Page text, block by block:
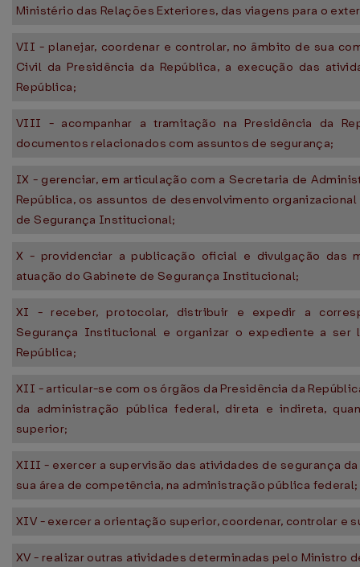
Ministério das Relações Exteriores, das viagens para o
VII - planejar, coordenar e controlar, no âmbito de sua
Civil da Presidência da República, a execução das
República;
VIII - acompanhar a tramitação na Presidência da
documentos relacionados com assuntos de segurança;
IX - gerenciar, em articulação com a Secretaria de
República, os assuntos de desenvolvimento
de Segurança Institucional;
X - providenciar a publicação oficial e divulgação das
atuação do Gabinete de Segurança Institucional;
XI - receber, protocolar, distribuir e expedir a
Segurança Institucional e organizar o expediente a ser
República;
XII - articular-se com os órgãos da Presidência da
da administração pública federal, direta e indireta,
superior;
XIII - exercer a supervisão das atividades de segurança
sua área de competência, na administração pública federal;
XIV - exercer a orientação superior, coordenar, controlar e
XV - realizar outras atividades determinadas pelo Ministro